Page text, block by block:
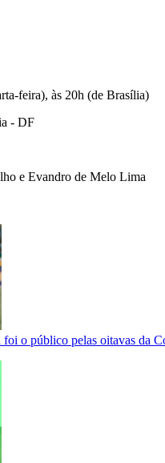
feira), às 20h (de Brasília)
- DF
e Evandro de Melo Lima
o público pelas oitavas da